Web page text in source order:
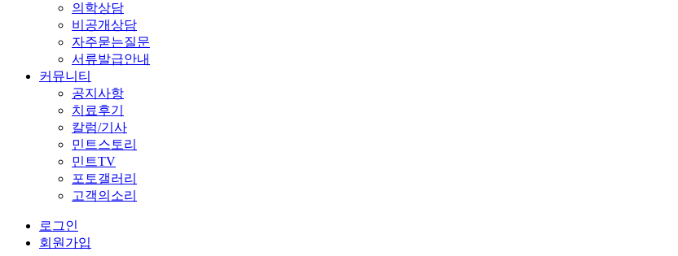
의학상담
비공개상담
자주묻는질문
서류발급안내
커뮤니티
공지사항
치료후기
칼럼/기사
민트스토리
민트TV
포토갤러리
고객의소리
로그인
회원가입